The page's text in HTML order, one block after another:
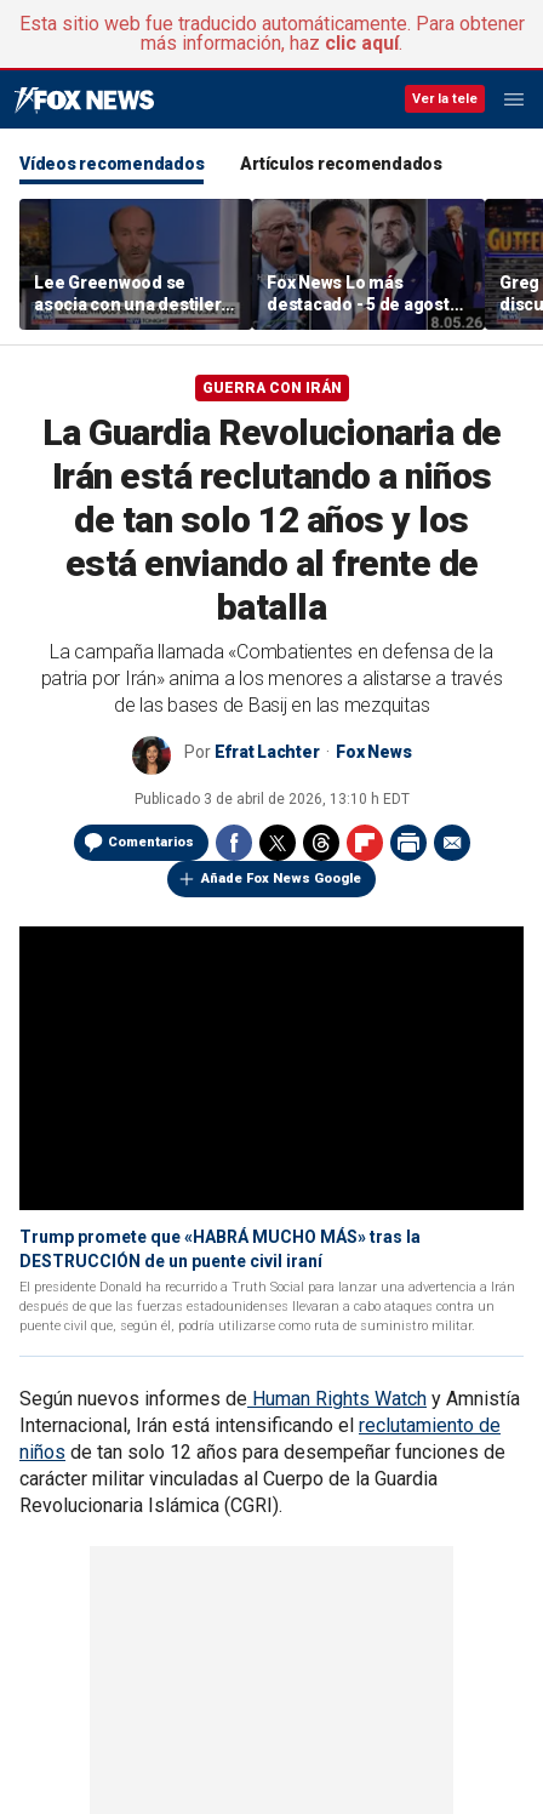
Esta sitio web fue traducido automáticamente. Para obtener
más información, haz clic aquí.
Ver la tele
Vídeos recomendados Artículos recomendados
Lee Greenwood se
asocia con una destilería
regentada por veteranos
Fox News Lo más
destacado - 5 de agosto
de 2026
Greg
la
GUERRA CON IRÁN
La Guardia Revolucionaria de
Irán está reclutando a niños
de tan solo 12 años y los
está enviando al frente de
batalla
La campaña llamada «Combatientes en defensa de la
patria por Irán» anima a los menores a alistarse a través
de las bases de Basij en las mezquitas
Por Efrat Lachter Fox News
Publicado 3 de abril de 2026, 13:10 h EDT
Comentarios
Añade Fox News Google
Trump promete que «HABRÁ MUCHO MÁS» tras la
DESTRUCCIÓN de un puente civil iraní
El presidente Donald ha recurrido a Truth Social para lanzar una advertencia a Irán
después de que las fuerzas estadounidenses llevaran a cabo ataques contra un
puente civil que, según él, podría utilizarse como ruta de suministro militar.
Según nuevos informes de Human Rights Watch y Amnistía
Internacional, Irán está intensificando el reclutamiento de
niños de tan solo 12 años para desempeñar funciones de
carácter militar vinculadas al Cuerpo de la Guardia
Revolucionaria Islámica (CGRI).